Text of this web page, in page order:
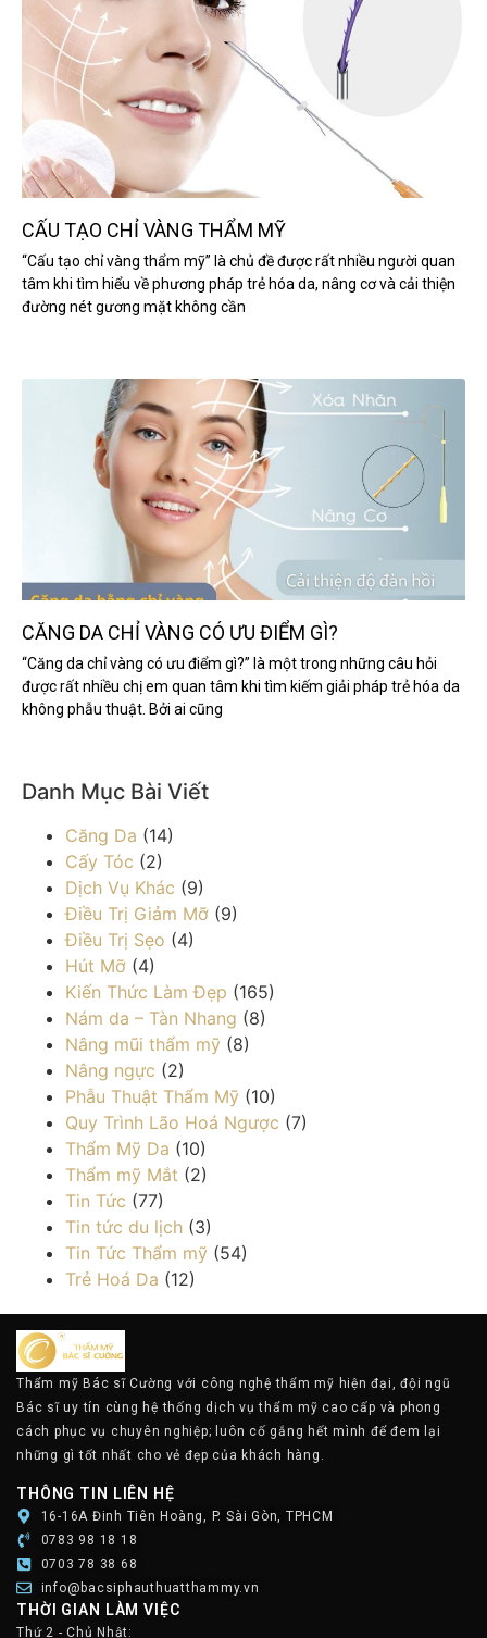
CẤU TẠO CHỈ VÀNG THẨM MỸ
“Cấu tạo chỉ vàng thẩm mỹ” là chủ đề được rất nhiều người quan
tâm khi tìm hiểu về phương pháp trẻ hóa da, nâng cơ và cải thiện
đường nét gương mặt không cần
CĂNG DA CHỈ VÀNG CÓ ƯU ĐIỂM GÌ?
“Căng da chỉ vàng có ưu điểm gì?” là một trong những câu hỏi
được rất nhiều chị em quan tâm khi tìm kiếm giải pháp trẻ hóa da
không phẫu thuật. Bởi ai cũng
Danh Mục Bài Viết
Căng Da (14)
Cấy Tóc (2)
Dịch Vụ Khác (9)
Điều Trị Giảm Mỡ (9)
Điều Trị Sẹo (4)
Hút Mỡ (4)
Kiến Thức Làm Đẹp (165)
Nám da – Tàn Nhang (8)
Nâng mũi thẩm mỹ (8)
Nâng ngực (2)
Phẫu Thuật Thẩm Mỹ (10)
Quy Trình Lão Hoá Ngược (7)
Thẩm Mỹ Da (10)
Thẩm mỹ Mắt (2)
Tin Tức (77)
Tin tức du lịch (3)
Tin Tức Thẩm mỹ (54)
Trẻ Hoá Da (12)
Thẩm mỹ Bác sĩ Cường với công nghệ thẩm mỹ hiện đại, đội ngũ
Bác sĩ uy tín cùng hệ thống dịch vụ thẩm mỹ cao cấp và phong
cách phục vụ chuyên nghiệp; luôn cố gắng hết mình để đem lại
những gì tốt nhất cho vẻ đẹp của khách hàng.
THÔNG TIN LIÊN HỆ
16-16A Đinh Tiên Hoàng, P. Sài Gòn, TPHCM
0783 98 18 18
0703 78 38 68
info@bacsiphauthuatthammy.vn
THỜI GIAN LÀM VIỆC
Thứ 2 - Chủ Nhật: